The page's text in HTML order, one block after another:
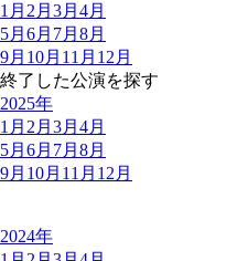
1月 2月 3月 4月
5月 6月 7月 8月
9月 10月 11月 12月
終了した公演を探す
2025年
1月 2月 3月 4月
5月 6月 7月 8月
9月 10月 11月 12月
2024年